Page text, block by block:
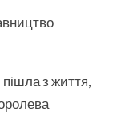
пішла з життя,